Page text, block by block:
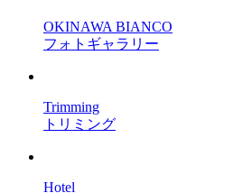
OKINAWA BIANCO
フォトギャラリー
Trimming
トリミング
Hotel